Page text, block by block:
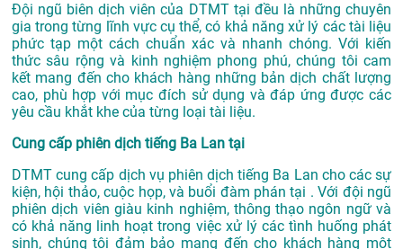
Đội ngũ biên dịch viên của DTMT tại đều là những chuyên
gia trong từng lĩnh vực cụ thể, có khả năng xử lý các tài liệu
phức tạp một cách chuẩn xác và nhanh chóng. Với kiến
thức sâu rộng và kinh nghiệm phong phú, chúng tôi cam
kết mang đến cho khách hàng những bản dịch chất lượng
cao, phù hợp với mục đích sử dụng và đáp ứng được các
yêu cầu khắt khe của từng loại tài liệu.
Cung cấp phiên dịch tiếng Ba Lan tại
DTMT cung cấp dịch vụ phiên dịch tiếng Ba Lan cho các sự
kiện, hội thảo, cuộc họp, và buổi đàm phán tại . Với đội ngũ
phiên dịch viên giàu kinh nghiệm, thông thạo ngôn ngữ và
có khả năng linh hoạt trong việc xử lý các tình huống phát
sinh, chúng tôi đảm bảo mang đến cho khách hàng một